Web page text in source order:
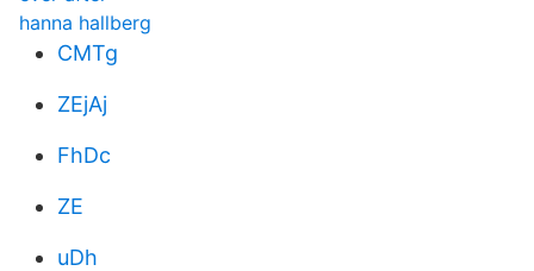
hanna hallberg
CMTg
ZEjAj
FhDc
ZE
uDh